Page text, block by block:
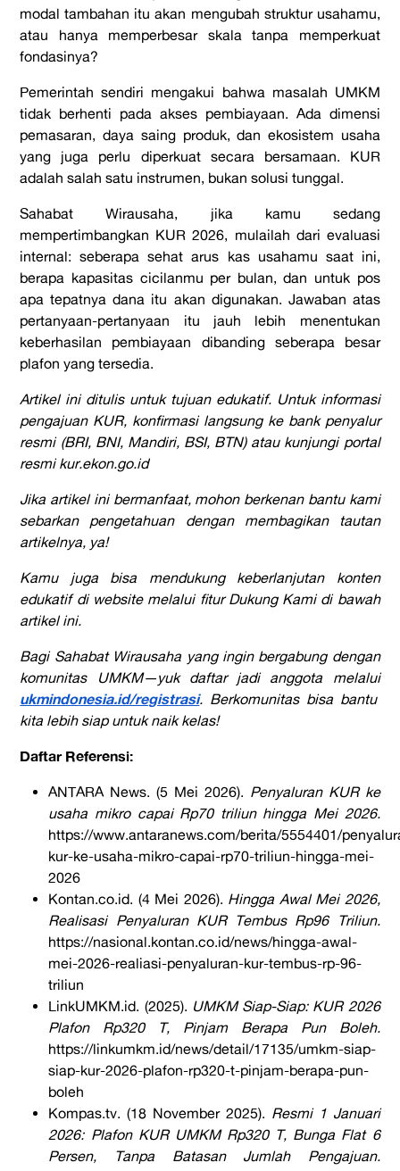
modal tambahan itu akan mengubah struktur usahamu,
atau hanya memperbesar skala tanpa memperkuat
fondasinya?
Pemerintah sendiri mengakui bahwa masalah UMKM
tidak berhenti pada akses pembiayaan. Ada dimensi
pemasaran, daya saing produk, dan ekosistem usaha
yang juga perlu diperkuat secara bersamaan. KUR
adalah salah satu instrumen, bukan solusi tunggal.
Sahabat Wirausaha, jika kamu sedang
mempertimbangkan KUR 2026, mulailah dari evaluasi
internal: seberapa sehat arus kas usahamu saat ini,
berapa kapasitas cicilanmu per bulan, dan untuk pos
apa tepatnya dana itu akan digunakan. Jawaban atas
pertanyaan-pertanyaan itu jauh lebih menentukan
keberhasilan pembiayaan dibanding seberapa besar
plafon yang tersedia.
Artikel ini ditulis untuk tujuan edukatif. Untuk informasi
pengajuan KUR, konfirmasi langsung ke bank penyalur
resmi (BRI, BNI, Mandiri, BSI, BTN) atau kunjungi portal
resmi kur.ekon.go.id
Jika artikel ini bermanfaat, mohon berkenan bantu kami
sebarkan pengetahuan dengan membagikan tautan
artikelnya, ya!
Kamu juga bisa mendukung keberlanjutan konten
edukatif di website melalui fitur Dukung Kami di bawah
artikel ini.
Bagi Sahabat Wirausaha yang ingin bergabung dengan
komunitas UMKM—yuk daftar jadi anggota melalui
ukmindonesia.id/registrasi. Berkomunitas bisa bantu
kita lebih siap untuk naik kelas!
Daftar Referensi:
ANTARA News. (5 Mei 2026). Penyaluran KUR ke
usaha mikro capai Rp70 triliun hingga Mei 2026.
https://www.antaranews.com/berita/5554401/
kur-ke-usaha-mikro-capai-rp70-triliun-hingga-mei-
2026
Kontan.co.id. (4 Mei 2026). Hingga Awal Mei 2026,
Realisasi Penyaluran KUR Tembus Rp96 Triliun.
https://nasional.kontan.co.id/news/hingga-awal-
mei-2026-realiasi-penyaluran-kur-tembus-rp-96-
triliun
LinkUMKM.id. (2025). UMKM Siap-Siap: KUR 2026
Plafon Rp320 T, Pinjam Berapa Pun Boleh.
https://linkumkm.id/news/detail/17135/umkm-siap-
siap-kur-2026-plafon-rp320-t-pinjam-berapa-pun-
boleh
Kompas.tv. (18 November 2025). Resmi 1 Januari
2026: Plafon KUR UMKM Rp320 T, Bunga Flat 6
Persen, Tanpa Batasan Jumlah Pengajuan.